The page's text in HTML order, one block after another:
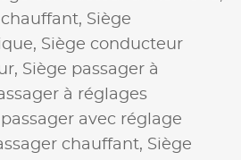
Siège
Siège conducteur
Siège passager à
à réglages
avec réglage
chauffant, Siège